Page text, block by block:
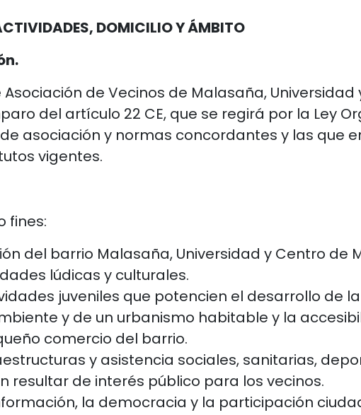
DOMICILIO Y ÁMBITO
de Vecinos de Malasaña,
del artículo 22 CE, que se regirá por la Ley
asociación y normas concordantes y las que
vigentes.
fines:
del barrio Malasaña, Universidad y Centro de
lúdicas y culturales.
juveniles que potencien el desarrollo de
y de un urbanismo habitable y la
comercio del barrio.
y asistencia sociales, sanitarias,
resultar de interés público para los vecinos.
la democracia y la participación